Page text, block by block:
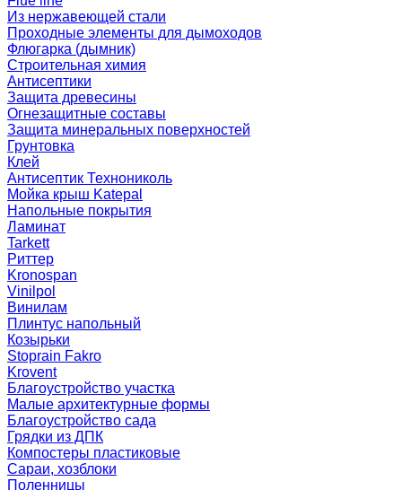
Из нержавеющей стали
Проходные элементы для дымоходов
Флюгарка (дымник)
Строительная химия
Антисептики
Защита древесины
Огнезащитные составы
Защита минеральных поверхностей
Грунтовка
Клей
Антисептик Технониколь
Мойка крыш Katepal
Напольные покрытия
Ламинат
Tarkett
Риттер
Kronospan
Vinilpol
Винилам
Плинтус напольный
Козырьки
Stoprain Fakro
Krovent
Благоустройство участка
Малые архитектурные формы
Благоустройство сада
Грядки из ДПК
Компостеры пластиковые
Сараи, хозблоки
Поленницы